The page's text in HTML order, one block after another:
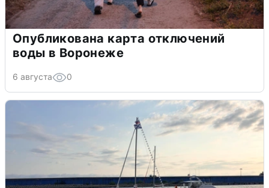
Опубликована карта отключений
воды в Воронеже
6 августа 0